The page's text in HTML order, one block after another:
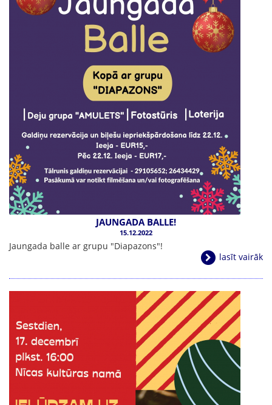
JAUNGADA BALLE!
15.12.2022
Jaungada balle ar grupu "Diapazons"!
lasīt vairāk